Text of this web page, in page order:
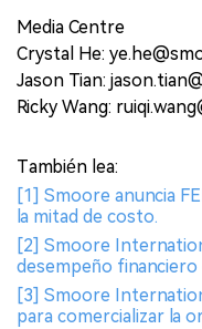
Media Centre
Crystal He:
Jason Tian:
Ricky Wang:
También lea:
[1] Smoore anuncia
la mitad de costo.
[2] Smoore
desempeño financiero
[3] Smoore
para comercializar la